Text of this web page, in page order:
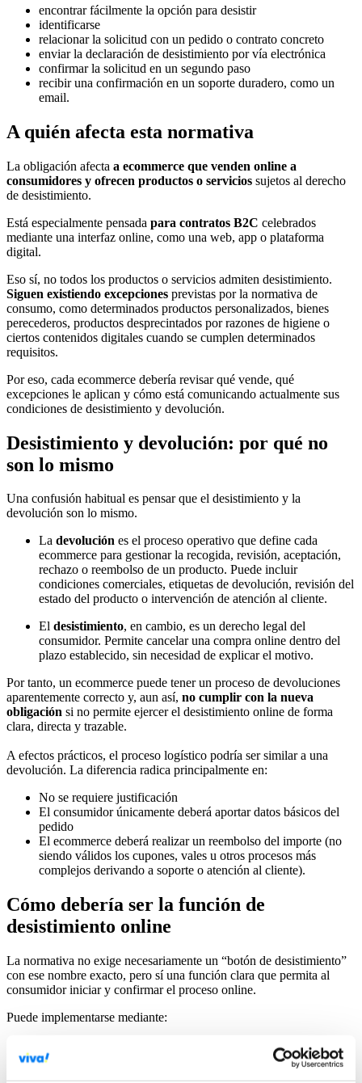
encontrar fácilmente la opción para desistir
identificarse
relacionar la solicitud con un pedido o contrato concreto
enviar la declaración de desistimiento por vía electrónica
confirmar la solicitud en un segundo paso
recibir una confirmación en un soporte duradero, como un
email.
A quién afecta esta normativa
La obligación afecta a ecommerce que venden online a
consumidores y ofrecen productos o servicios sujetos al derecho
de desistimiento.
Está especialmente pensada para contratos B2C celebrados
mediante una interfaz online, como una web, app o plataforma
digital.
Eso sí, no todos los productos o servicios admiten desistimiento.
Siguen existiendo excepciones previstas por la normativa de
consumo, como determinados productos personalizados, bienes
perecederos, productos desprecintados por razones de higiene o
ciertos contenidos digitales cuando se cumplen determinados
requisitos.
Por eso, cada ecommerce debería revisar qué vende, qué
excepciones le aplican y cómo está comunicando actualmente sus
condiciones de desistimiento y devolución.
Desistimiento y devolución: por qué no
son lo mismo
Una confusión habitual es pensar que el desistimiento y la
devolución son lo mismo.
La devolución es el proceso operativo que define cada
ecommerce para gestionar la recogida, revisión, aceptación,
rechazo o reembolso de un producto. Puede incluir
condiciones comerciales, etiquetas de devolución, revisión del
estado del producto o intervención de atención al cliente.
El desistimiento, en cambio, es un derecho legal del
consumidor. Permite cancelar una compra online dentro del
plazo establecido, sin necesidad de explicar el motivo.
Por tanto, un ecommerce puede tener un proceso de devoluciones
aparentemente correcto y, aun así, no cumplir con la nueva
obligación si no permite ejercer el desistimiento online de forma
clara, directa y trazable.
A efectos prácticos, el proceso logístico podría ser similar a una
devolución. La diferencia radica principalmente en:
No se requiere justificación
El consumidor únicamente deberá aportar datos básicos del
pedido
El ecommerce deberá realizar un reembolso del importe (no
siendo válidos los cupones, vales u otros procesos más
complejos derivando a soporte o atención al cliente).
Cómo debería ser la función de
desistimiento online
La normativa no exige necesariamente un “botón de desistimiento”
con ese nombre exacto, pero sí una función clara que permita al
consumidor iniciar y confirmar el proceso online.
Puede implementarse mediante:
una página específica de desistimiento